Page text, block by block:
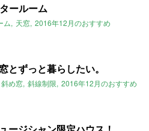
ールーム
ム 天窓 2016年12月のおすすめ
とずっと暮らしたい。
斜め窓 斜線制限 2016年12月のおすすめ